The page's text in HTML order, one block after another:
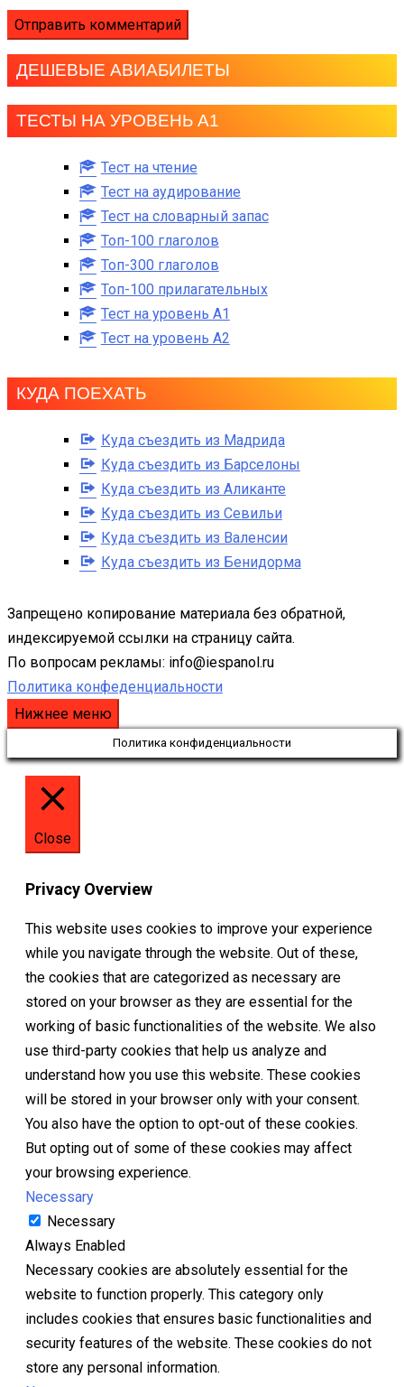
ДЕШЕВЫЕ АВИАБИЛЕТЫ
ТЕСТЫ НА УРОВЕНЬ А1
Тест на чтение
Тест на аудирование
Тест на словарный запас
Топ-100 глаголов
Топ-300 глаголов
Топ-100 прилагательных
Тест на уровень A1
Тест на уровень A2
КУДА ПОЕХАТЬ
Куда съездить из Мадрида
Куда съездить из Барселоны
Куда съездить из Аликанте
Куда съездить из Севильи
Куда съездить из Валенсии
Куда съездить из Бенидорма
Запрещено копирование материала без обратной,
индексируемой ссылки на страницу сайта.
По вопросам рекламы: info@iespanol.ru
Политика конфеденциальности
Нижнее меню
Политика конфиденциальности
Close
Privacy Overview
This website uses cookies to improve your experience
while you navigate through the website. Out of these,
the cookies that are categorized as necessary are
stored on your browser as they are essential for the
working of basic functionalities of the website. We also
use third-party cookies that help us analyze and
understand how you use this website. These cookies
will be stored in your browser only with your consent.
You also have the option to opt-out of these cookies.
But opting out of some of these cookies may affect
your browsing experience.
Necessary
Necessary
Always Enabled
Necessary cookies are absolutely essential for the
website to function properly. This category only
includes cookies that ensures basic functionalities and
security features of the website. These cookies do not
store any personal information.